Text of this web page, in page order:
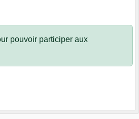
pouvoir participer aux